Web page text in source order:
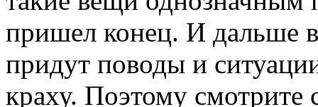
пришел конец. И дальше
придут поводы и
краху. Поэтому